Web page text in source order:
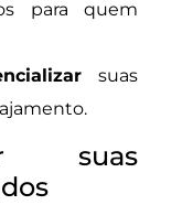
para quem
suas
suas